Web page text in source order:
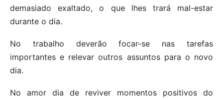
demasiado exaltado, o que lhes trará mal-estar
durante o dia.
No trabalho deverão focar-se nas tarefas
importantes e relevar outros assuntos para o novo
dia.
No amor dia de reviver momentos positivos do